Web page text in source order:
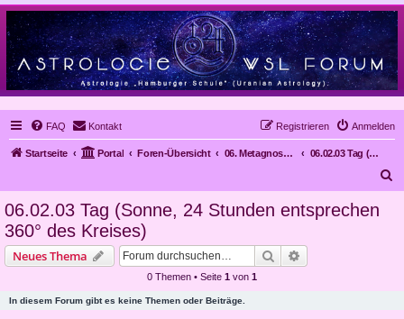
FAQ Kontakt Anmelden
Registrieren
Startseite Portal Foren-Übersicht 06. Metagnose, Prognose
06.02.03 Tag (Sonne, 24 Stunden entsprechen 360° des Kreises)
06.02.03 Tag (Sonne, 24 Stunden entsprechen
360° des Kreises)
Neues Thema Suche
0 Themen • Seite 1 von 1
In diesem Forum gibt es keine Themen oder Beiträge.